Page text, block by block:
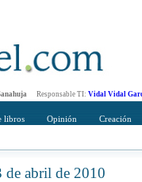
Responsable TI: Vidal Vidal
libros Opinión Creación
de abril de 2010